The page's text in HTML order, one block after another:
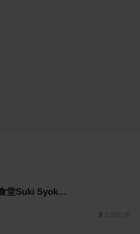
Brunch & 喜歡小食堂Suki Syokudou